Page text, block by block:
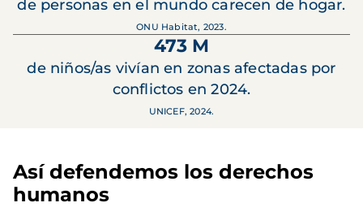
de personas en el mundo carecen de hogar.
ONU Habitat, 2023.
473 M
de niños/as vivían en zonas afectadas por
conflictos en 2024.
UNICEF, 2024.
Así defendemos los derechos
humanos